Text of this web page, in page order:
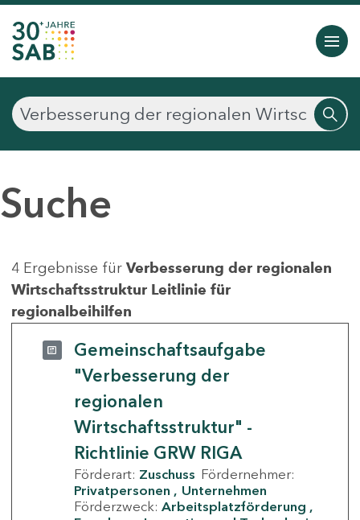
Suche
4 Ergebnisse für Verbesserung der regionalen
Wirtschaftsstruktur Leitlinie für
regionalbeihilfen
Gemeinschaftsaufgabe
"Verbesserung der
regionalen
Wirtschaftsstruktur" -
Richtlinie GRW RIGA
Förderart: Zuschuss Fördernehmer:
Privatpersonen
Unternehmen
Förderzweck: Arbeitsplatzförderung